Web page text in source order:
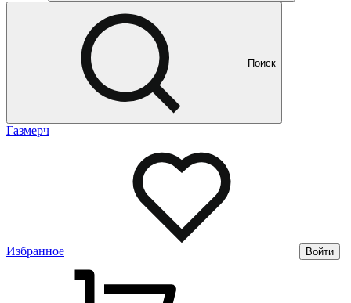
Поиск
Газмерч
Избранное Войти